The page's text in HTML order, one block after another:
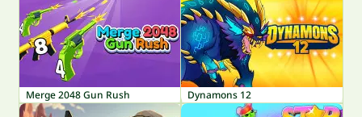
Merge 2048 Gun Rush Dynamons 12